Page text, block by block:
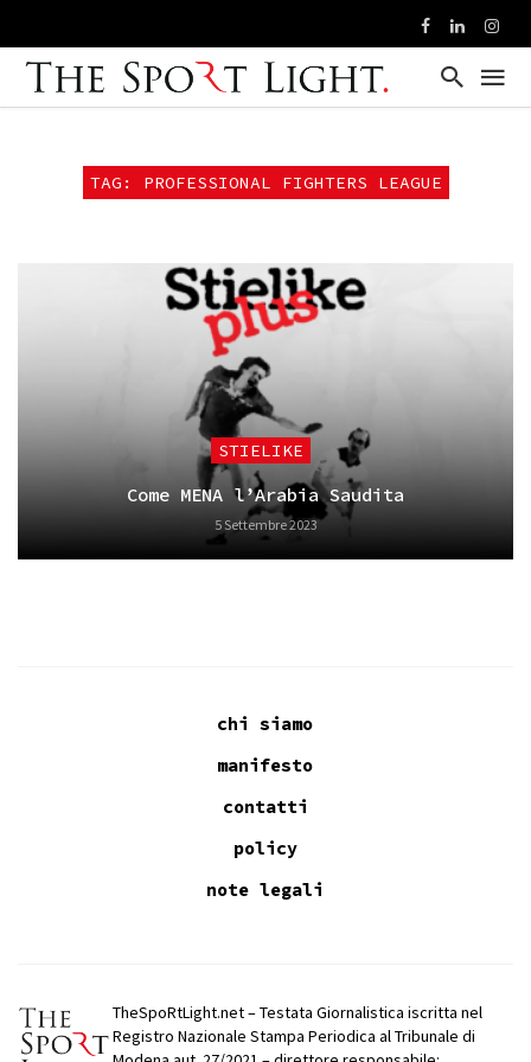
TAG: PROFESSIONAL FIGHTERS LEAGUE
STIELIKE
Come MENA l’Arabia Saudita
5 Settembre 2023
chi siamo
manifesto
contatti
policy
note legali
TheSpoRtLight.net – Testata Giornalistica iscritta nel
Registro Nazionale Stampa Periodica al Tribunale di